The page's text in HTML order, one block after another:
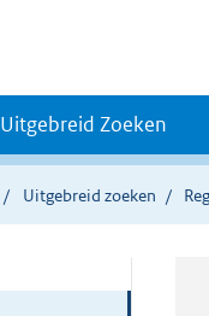
Uitgebreid Zoeken
Uitgebreid zoeken